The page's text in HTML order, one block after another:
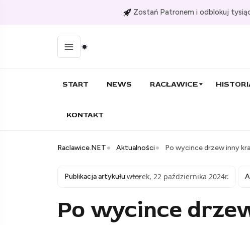
Zostań Patronem i odblokuj
START NEWS RACŁAWICE
KONTAKT
Raclawice.NET Aktualności Po wycince drzew inny
Publikacja artykułu:wtorek, 22 października 2024r.
Po wycince